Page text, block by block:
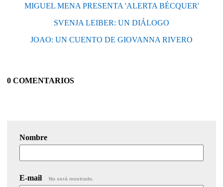
MIGUEL MENA PRESENTA 'ALERTA BÉCQUER'
SVENJA LEIBER: UN DIÁLOGO
JOAO: UN CUENTO DE GIOVANNA RIVERO
0 COMENTARIOS
Nombre
E-mail No será mostrado.